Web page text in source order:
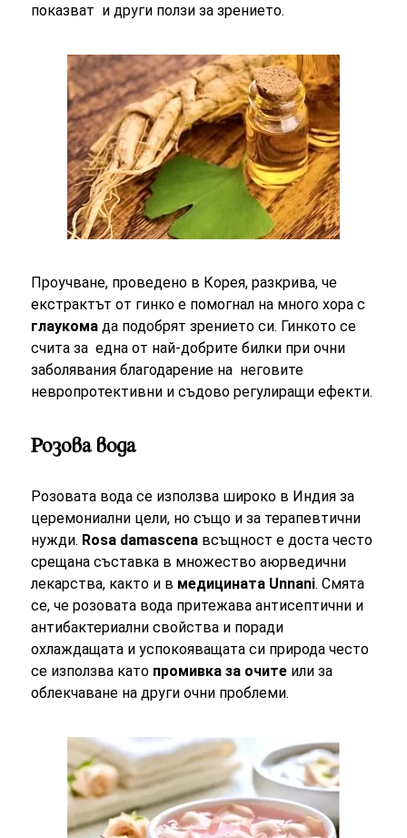
показват и други ползи за зрението.
Проучване, проведено в Корея, разкрива, че
екстрактът от гинко е помогнал на много хора с
глаукомада подобрят зрението си. Гинкото се
счита за една от най-добрите билки при очни
заболявания благодарение на неговите
невропротективни и съдово регулиращи ефекти.
Розова вода
Розовата вода се използва широко в Индия за
церемониални цели, но също и за терапевтични
нужди. Rosa damascena всъщност е доста често
срещана съставка в множество аюрведични
лекарства, както и в медицината Unnani. Смята
се, че розовата вода притежава антисептични и
антибактериални свойства и поради
охлаждащата и успокояващата си природа често
се използва като промивка за очите или за
облекчаване на други очни проблеми.